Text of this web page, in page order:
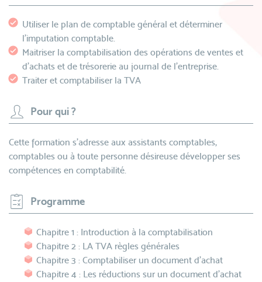
Utiliser le plan de comptable général et déterminer
l'imputation comptable.
Maitriser la comptabilisation des opérations de ventes et
d'achats et de trésorerie au journal de l'entreprise.
Traiter et comptabiliser la TVA
Pour qui ?
Cette formation s'adresse aux assistants comptables,
comptables ou à toute personne désireuse développer ses
compétences en comptabilité.
Programme
Chapitre 1 : Introduction à la comptabilisation
Chapitre 2 : LA TVA règles générales
Chapitre 3 : Comptabiliser un document d’achat
Chapitre 4 : Les réductions sur un document d’achat